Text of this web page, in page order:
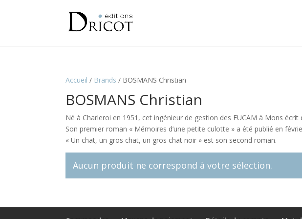
Accueil / Brands / BOSMANS Christian
BOSMANS Christian
Né à Charleroi en 1951, cet ingénieur de gestion des FUCAM à Mons écrit
Son premier roman « Mémoires d’une petite culotte » a été publié en
« Un chat, un gros chat, un gros chat noir » est son second roman.
Aucun produit ne correspond à votre sélection.